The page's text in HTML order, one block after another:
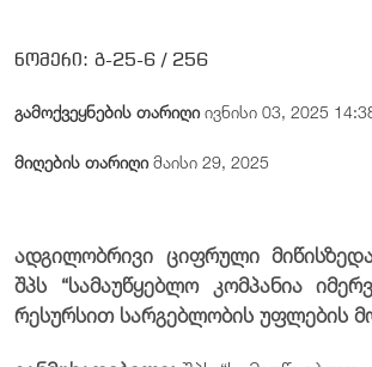
ნომერი: გ-25-6 / 256
გამოქვეყნების თარიღიივნისი 03, 2025
მიღების თარიღიმაისი 29, 2025
ადგილობრივი ციფრული
შპს “სამაუწყებლო კომპანია
რესურსით სარგებლობის უფლების